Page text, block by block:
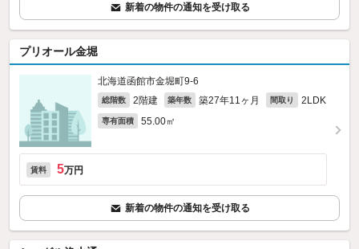
新着の物件の通知を受け取る
プリオール金堀
北海道函館市金堀町9-6
総階数 2階建 築年数 築27年11ヶ月 間取り 2LDK
専有面積 55.00㎡
賃料 5万円
新着の物件の通知を受け取る